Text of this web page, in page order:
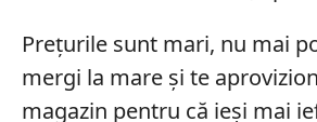
Prețurile sunt mari, nu mai
mergi la mare și te
magazin pentru că ieși mai